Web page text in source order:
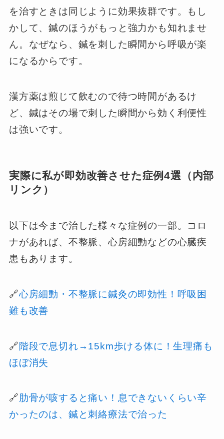
を治すときは同じように効果抜群です。もし
かして、鍼のほうがもっと強力かも知れませ
ん。なぜなら、鍼を刺した瞬間から呼吸が楽
になるからです。
漢方薬は煎じて飲むので待つ時間があるけ
ど、鍼はその場で刺した瞬間から効く利便性
は強いです。
実際に私が即効改善させた症例4選（内部
リンク）
以下は今まで治した様々な症例の一部。コロ
ナがあれば、不整脈、心房細動などの心臓疾
患もあります。
🔗心房細動・不整脈に鍼灸の即効性！呼吸困
難も改善
🔗階段で息切れ→15km歩ける体に！生理痛も
ほぼ消失
🔗肋骨が咳すると痛い！息できないくらい辛
かったのは、鍼と刺絡療法で治った